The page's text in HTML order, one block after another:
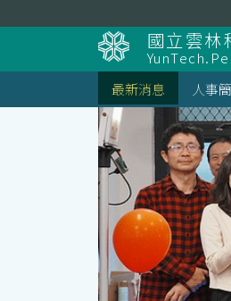
到
國立雲林
最新消息
人事